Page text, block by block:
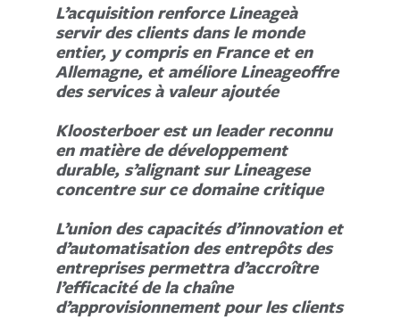
L’acquisition renforce Lineageà
servir des clients dans le monde
entier, y compris en France et en
Allemagne, et améliore Lineageoffre
des services à valeur ajoutée
Kloosterboer est un leader reconnu
en matière de développement
durable, s’alignant sur Lineagese
concentre sur ce domaine critique
L’union des capacités d’innovation et
d’automatisation des entrepôts des
entreprises permettra d’accroître
l’efficacité de la chaîne
d’approvisionnement pour les clients